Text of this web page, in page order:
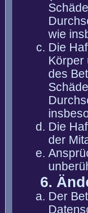
wie
Die
Körper
des
Die
der
6.
Der